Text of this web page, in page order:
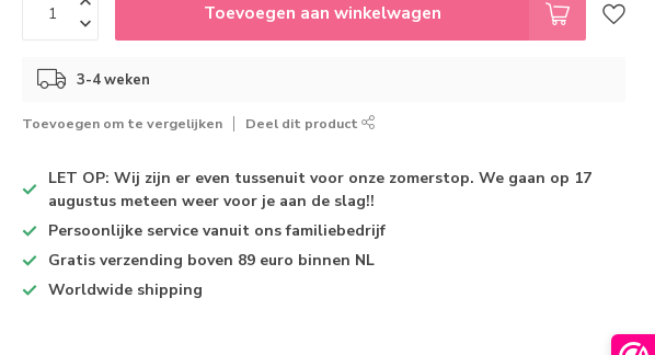
Toevoegen aan winkelwagen
3-4 weken
Toevoegen om te vergelijken Deel dit product
LET OP: Wij zijn er even tussenuit voor onze zomerstop. We gaan op 17
augustus meteen weer voor je aan de slag!!
Persoonlijke service vanuit ons familiebedrijf
Gratis verzending boven 89 euro binnen NL
Worldwide shipping